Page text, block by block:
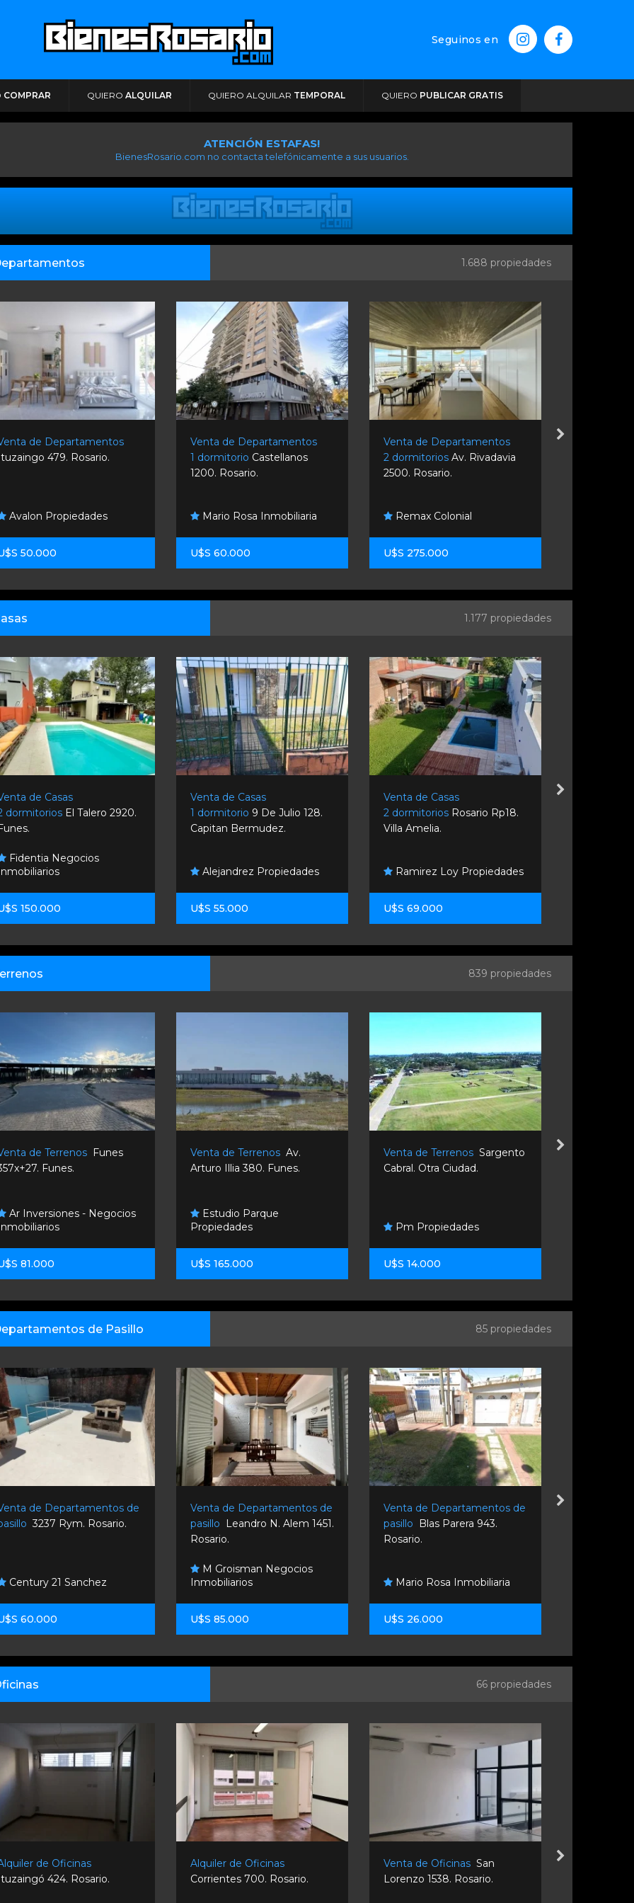
Seguinos en
COMPRAR QUIERO ALQUILAR QUIERO ALQUILAR TEMPORAL QUIERO PUBLICAR GRATIS
ATENCIÓN ESTAFAS!
BienesRosario.com no contacta telefónicamente a sus usuarios.
1.688 propiedades
de Departamentos
479. Rosario.
Avalon Propiedades
50.000
Venta de Departamentos
1 dormitorio Castellanos
1200. Rosario.
Mario Rosa Inmobiliaria
U$S 60.000
Venta de Departamentos
2 dormitorios Av. Rivadavia
2500. Rosario.
Remax Colonial
U$S 275.000
1.177 propiedades
de Casas
dormitorios El Talero 2920.
Fidentia Negocios
150.000
Venta de Casas
1 dormitorio 9 De Julio 128.
Capitan Bermudez.
Alejandrez Propiedades
U$S 55.000
Venta de Casas
2 dormitorios Rosario Rp18.
Villa Amelia.
Ramirez Loy Propiedades
U$S 69.000
839 propiedades
de Terrenos Funes
Funes.
Ar Inversiones - Negocios
81.000
Venta de TerrenosAv.
Arturo Illia 380. Funes.
Estudio Parque
Propiedades
U$S 165.000
Venta de Terrenos Sargento
Cabral. Otra Ciudad.
Pm Propiedades
U$S 14.000
de Pasillo 85 propiedades
de Departamentos de
3237 Rym. Rosario.
Century 21 Sanchez
60.000
Venta de Departamentos de
pasillo
Leandro N. Alem 1451.
Rosario.
M Groisman Negocios
Inmobiliarios
U$S 85.000
Venta de Departamentos de
pasillo
Blas Parera 943.
Rosario.
Mario Rosa Inmobiliaria
U$S 26.000
66 propiedades
de Oficinas
424. Rosario.
Alquiler de Oficinas
Corrientes 700. Rosario.
Venta de Oficinas San
Lorenzo 1538. Rosario.